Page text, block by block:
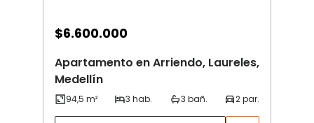
$6.600.000
Apartamento en Arriendo, Laureles,
Medellín